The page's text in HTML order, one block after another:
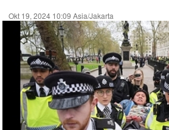
Okt 19, 2024 10:09 Asia/Jakarta